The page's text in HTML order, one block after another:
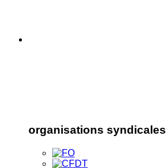
organisations syndicales